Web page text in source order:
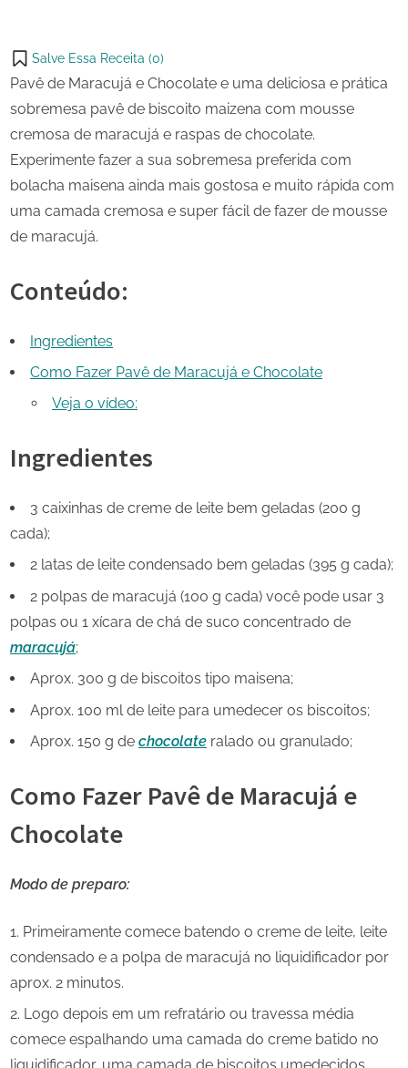
on
X
Salve Essa Receita (0)
Pavê de Maracujá e Chocolate e uma deliciosa e prática
sobremesa pavê de biscoito maizena com mousse
cremosa de maracujá e raspas de chocolate.
Experimente fazer a sua sobremesa preferida com
bolacha maisena ainda mais gostosa e muito rápida com
uma camada cremosa e super fácil de fazer de mousse
de maracujá.
Conteúdo:
Ingredientes
Como Fazer Pavê de Maracujá e Chocolate
Veja o vídeo:
Ingredientes
3 caixinhas de creme de leite bem geladas (200 g
cada);
2 latas de leite condensado bem geladas (395 g cada);
2 polpas de maracujá (100 g cada) você pode usar 3
polpas ou 1 xícara de chá de suco concentrado de
maracujá;
Aprox. 300 g de biscoitos tipo maisena;
Aprox. 100 ml de leite para umedecer os biscoitos;
Aprox. 150 g de chocolate ralado ou granulado;
Como Fazer Pavê de Maracujá e
Chocolate
Modo de preparo:
Primeiramente comece batendo o creme de leite, leite
condensado e a polpa de maracujá no liquidificador por
aprox. 2 minutos.
Logo depois em um refratário ou travessa média
comece espalhando uma camada do creme batido no